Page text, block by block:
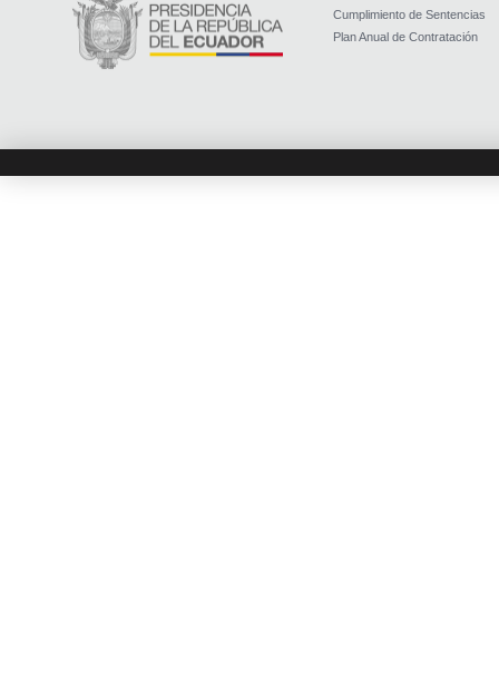
Cumplimiento de Sentencias
Plan Anual de Contratación